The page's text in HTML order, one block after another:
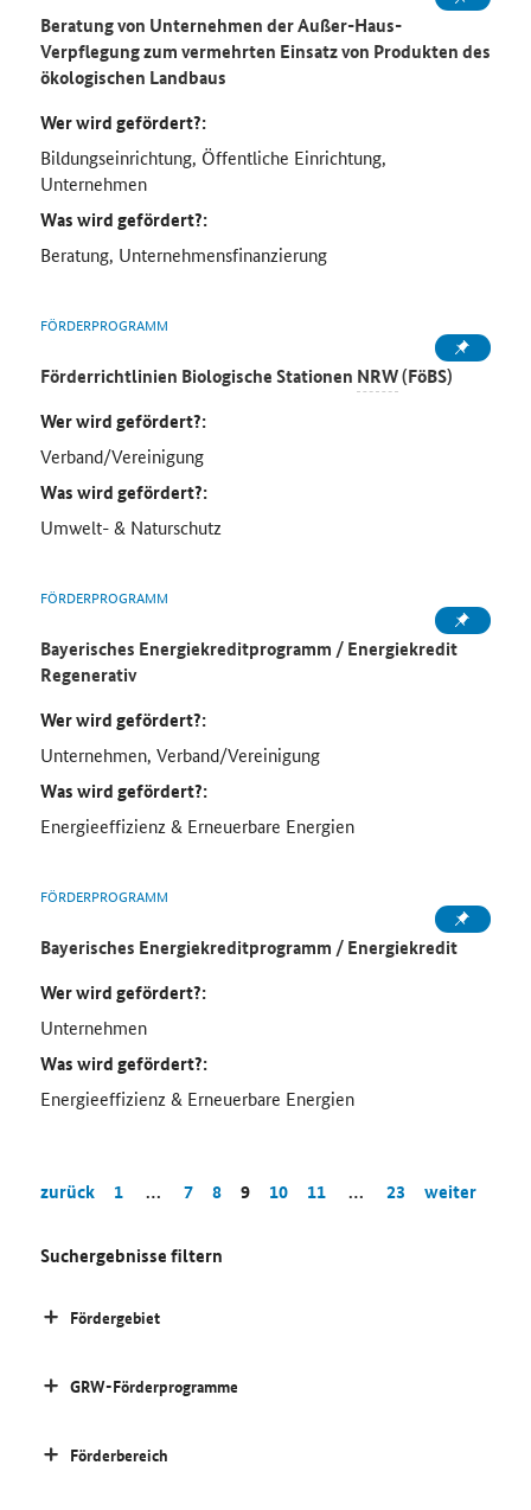
Beratung von Unternehmen der Außer-Haus-
Verpflegung zum vermehrten Einsatz von Produkten des
ökologischen Landbaus
Wer wird gefördert?:
Bildungseinrichtung, Öffentliche Einrichtung,
Unternehmen
Was wird gefördert?:
Beratung, Unternehmensfinanzierung
FÖRDERPROGRAMM
Förderrichtlinien Biologische Stationen NRW(FöBS)
Wer wird gefördert?:
Verband/Vereinigung
Was wird gefördert?:
Umwelt- & Naturschutz
FÖRDERPROGRAMM
Bayerisches Energiekreditprogramm / Energiekredit
Regenerativ
Wer wird gefördert?:
Unternehmen, Verband/Vereinigung
Was wird gefördert?:
Energieeffizienz & Erneuerbare Energien
FÖRDERPROGRAMM
Bayerisches Energiekreditprogramm / Energiekredit
Wer wird gefördert?:
Unternehmen
Was wird gefördert?:
Energieeffizienz & Erneuerbare Energien
zurück 1 … 7 8 9 10 11 … 23 weiter
Suchergebnisse filtern
Fördergebiet
GRW-Förderprogramme
Förderbereich